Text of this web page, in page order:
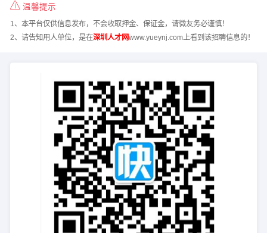
温馨提示
1、本平台仅供信息发布，不会收取押金、保证金，请微友务必谨慎！
2、请告知用人单位，是在深圳人才网www.yueynj.com上看到该招聘信息的！